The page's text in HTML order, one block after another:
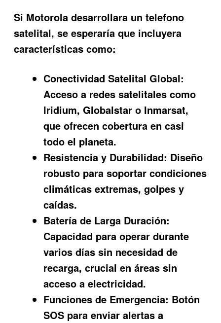
Si Motorola desarrollara un telefono
satelital, se esperaría que incluyera
características como:
Conectividad Satelital Global:
Acceso a redes satelitales como
Iridium, Globalstar o Inmarsat,
que ofrecen cobertura en casi
todo el planeta.
Resistencia y Durabilidad: Diseño
robusto para soportar condiciones
climáticas extremas, golpes y
caídas.
Batería de Larga Duración:
Capacidad para operar durante
varios días sin necesidad de
recarga, crucial en áreas sin
acceso a electricidad.
Funciones de Emergencia: Botón
SOS para enviar alertas a